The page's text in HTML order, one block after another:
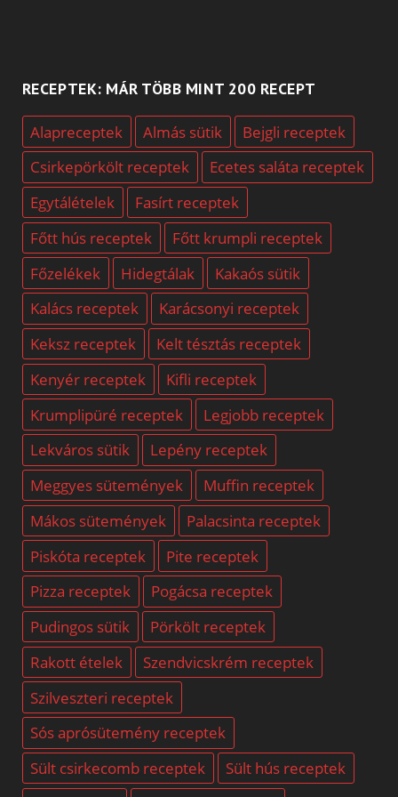
RECEPTEK: MÁR TÖBB MINT 200 RECEPT
Alapreceptek Almás sütik
Bejgli receptek
Csirkepörkölt receptek
Ecetes saláta receptek
Egytálételek
Fasírt receptek
Főtt hús receptek
Főtt krumpli receptek
Főzelékek
Hidegtálak
Kakaós sütik
Kalács receptek
Karácsonyi receptek
Keksz receptek
Kelt tésztás receptek
Kenyér receptek
Kifli receptek
Krumplipüré receptek
Legjobb receptek
Lekváros sütik
Lepény receptek
Meggyes sütemények
Muffin receptek
Mákos sütemények
Palacsinta receptek
Piskóta receptek
Pite receptek
Pizza receptek
Pogácsa receptek
Pudingos sütik
Pörkölt receptek
Rakott ételek
Szendvicskrém receptek
Szilveszteri receptek
Sós aprósütemény receptek
Sült csirkecomb receptek
Sült hús receptek